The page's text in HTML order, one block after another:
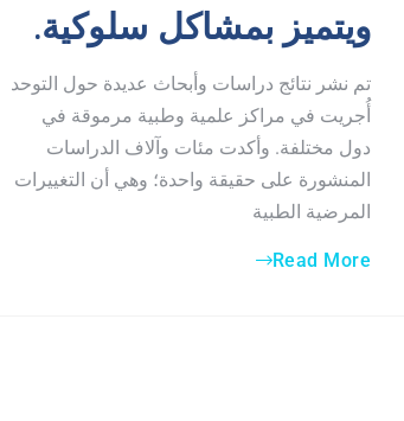
ويتميز بمشاكل سلوكية.
تم نشر نتائج دراسات وأبحاث عديدة حول التوحد
أُجريت في مراكز علمية وطبية مرموقة في
دول مختلفة. وأكدت مئات وآلاف الدراسات
المنشورة على حقيقة واحدة؛ وهي أن التغييرات
المرضية الطبية
Read More